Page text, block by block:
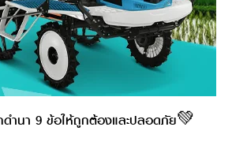
ร์หลักและเกียร์รอง)
ด
ม่บิดเลี้ยวระหว่างที่เหยียบล็อกกันฟรี
ขณะนั้นต้องเหยียบล็อคกันฟรีอยู่
กันฟรีค้างไว้และแทรกเตอร์กำลังเคลื่อนอยู่
ผลให้ชิ้นส่วนเสียหายทันที เช่น เฟือง เพลาล้อ
ดำนา 9 ข้อให้ถูกต้องและปลอดภัย💚